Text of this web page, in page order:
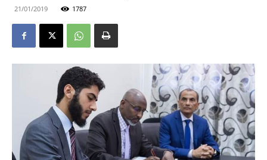
21/01/2019 1787